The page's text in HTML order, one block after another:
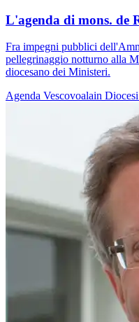
L'agenda di mons. de
Fra impegni pubblici
pellegrinaggio notturno alla
diocesano dei Ministeri.
Agenda Vescovoalain